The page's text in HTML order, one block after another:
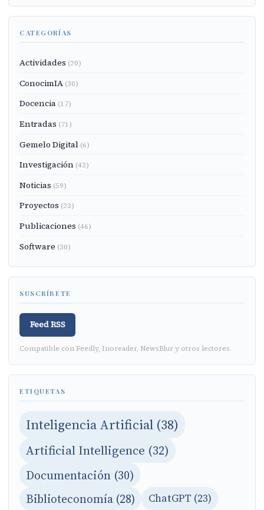
CATEGORÍAS
Actividades (20)
ConocimIA (30)
Docencia (17)
Entradas (71)
Gemelo Digital (6)
Investigación (43)
Noticias (59)
Proyectos (23)
Publicaciones (46)
Software (30)
SUSCRÍBETE
Feed RSS
Compatible con Feedly, Inoreader, NewsBlur y otros lectores.
ETIQUETAS
Inteligencia Artificial (38)
Artificial Intelligence (32)
Documentación (30)
Biblioteconomía (28) ChatGPT (23)